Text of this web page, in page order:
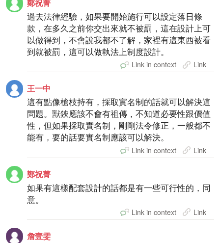
鄭祝菁
過去法律經驗，如果要開始施行可以設定落日條
款，在多久之前你交出來就不被罰，這在設計上可
以做得到，不會說我都不了解，家裡有這東西被看
到就被罰，這可以做執法上制度設計。
Link in context Link
王一中
這有點像槍枝持有，採取實名制的話就可以解決這
問題。獸鋏應該不會有祖傳，不知道必要性跟價值
性，但如果採取實名制，剛剛法令修正，一般都不
能有，要的話要實名制應該可以解決。
Link in context Link
鄭祝菁
如果有這樣配套設計的話都是有一些可行性的，同
意。
Link in context Link
詹壹雯